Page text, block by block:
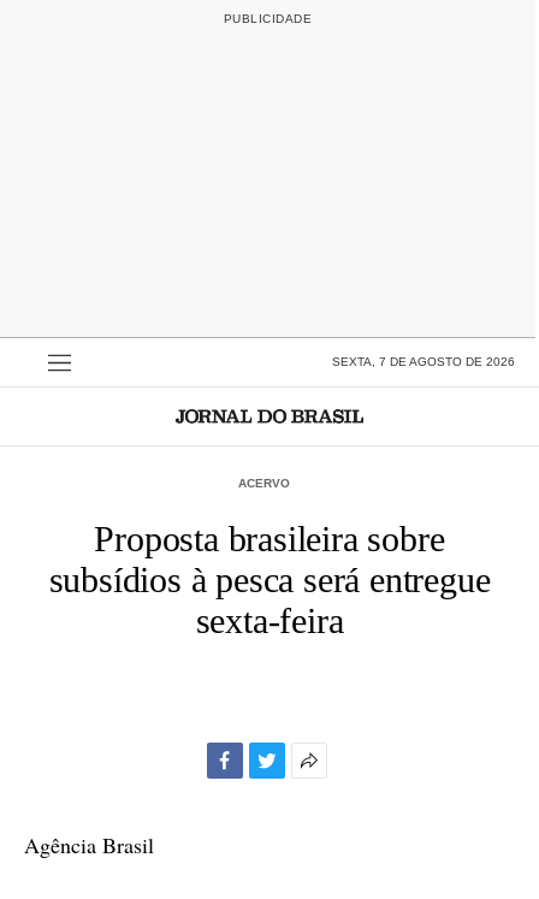
SEXTA, 7 DE AGOSTO DE 2026
ACERVO
Proposta brasileira sobre
subsídios à pesca será entregue
sexta-feira
Agência Brasil